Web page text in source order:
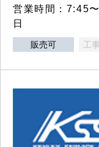
営業時間：7:45
日
販売可 工